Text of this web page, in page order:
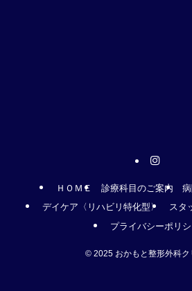
ＨＯＭＥ 診療科目のご案内
デイケア〈リハビリ特化型〉
スタ
プライバシーポリ
© 2025 おかもと整形外科ク